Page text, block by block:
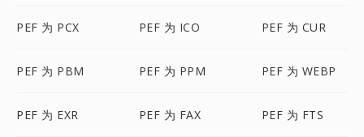
PEF 为 PCX PEF 为 ICO PEF 为 CUR
PEF 为 PBM PEF 为 PPM PEF 为 WEBP
PEF 为 EXR PEF 为 FAX PEF 为 FTS